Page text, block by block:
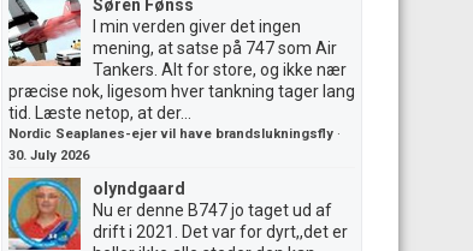
Søren Fønss
I min verden giver det ingen
mening, at satse på 747 som Air
Tankers. Alt for store, og ikke nær
præcise nok, ligesom hver tankning tager lang
tid. Læste netop, at der...
Nordic Seaplanes-ejer vil have brandslukningsfly ·
30. July 2026
olyndgaard
Nu er denne B747 jo taget ud af
drift i 2021. Det var for dyrt,,det er